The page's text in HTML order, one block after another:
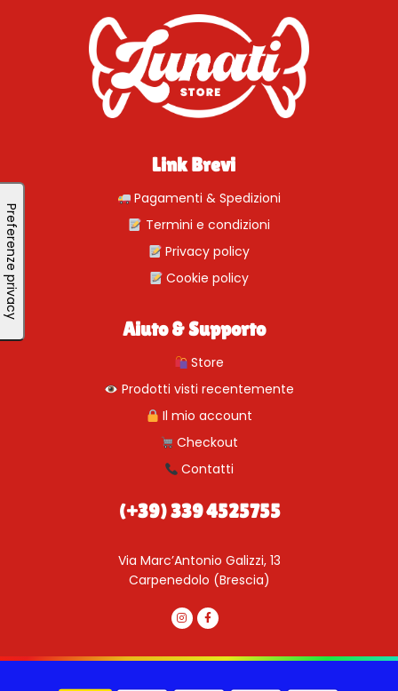
Link Brevi
Pagamenti & Spedizioni
Termini e condizioni
Privacy policy
Cookie policy
Aiuto & Supporto
Store
Prodotti visti recentemente
Il mio account
Checkout
Contatti
(+39) 339 4525755
Via Marc’Antonio Galizzi, 13
Carpenedolo (Brescia)